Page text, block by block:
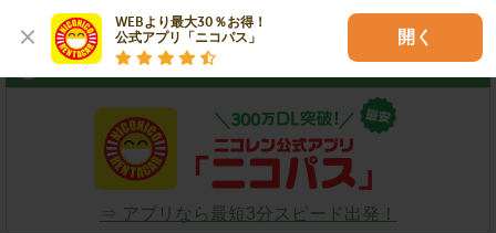
WEBより最大30％お得！
公式アプリ「ニコパス」
開く
スマートフォン
⇒ アプリなら最短3分スピード出発！